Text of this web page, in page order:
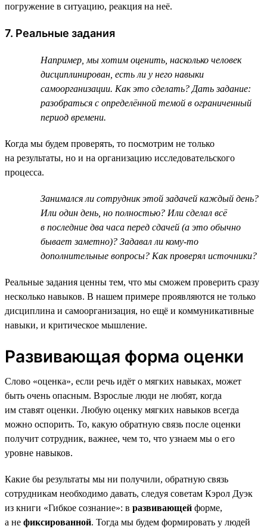
погружение в ситуацию, реакция на неё.
7. Реальные задания
Например, мы хотим оценить, насколько человек
дисциплинирован, есть ли у него навыки
самоорганизации. Как это сделать? Дать задание:
разобраться с определённой темой в ограниченный
период времени.
Когда мы будем проверять, то посмотрим не только
на результаты, но и на организацию исследовательского
процесса.
Занимался ли сотрудник этой задачей каждый день?
Или один день, но полностью? Или сделал всё
в последние два часа перед сдачей (а это обычно
бывает заметно)? Задавал ли кому-то
дополнительные вопросы? Как проверял источники?
Реальные задания ценны тем, что мы сможем проверить сразу
несколько навыков. В нашем примере проявляются не только
дисциплина и самоорганизация, но ещё и коммуникативные
навыки, и критическое мышление.
Развивающая форма оценки
Слово «оценка», если речь идёт о мягких навыках, может
быть очень опасным. Взрослые люди не любят, когда
им ставят оценки. Любую оценку мягких навыков всегда
можно оспорить. То, какую обратную связь после оценки
получит сотрудник, важнее, чем то, что узнаем мы о его
уровне навыков.
Какие бы результаты мы ни получили, обратную связь
сотрудникам необходимо давать, следуя советам Кэрол Дуэк
из книги «Гибкое сознание»: в развивающей форме,
а не фиксированной. Тогда мы будем формировать у людей